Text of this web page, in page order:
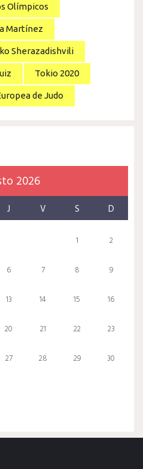
Olímpicos
Martínez
Sherazadishvili
Tokio 2020
de Judo
2026
J V S D
1 2
6 7 8 9
13 14 15 16
20 21 22 23
27 28 29 30